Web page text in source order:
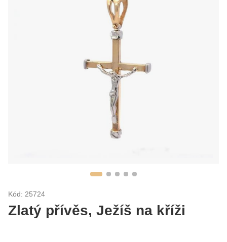
Kód: 25724
Zlatý přívěs, Ježíš na kříži